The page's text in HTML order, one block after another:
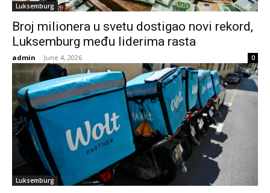
Luksemburg
Broj milionera u svetu dostigao novi rekord,
Luksemburg među liderima rasta
admin - June 4, 2026 0
Luksemburg